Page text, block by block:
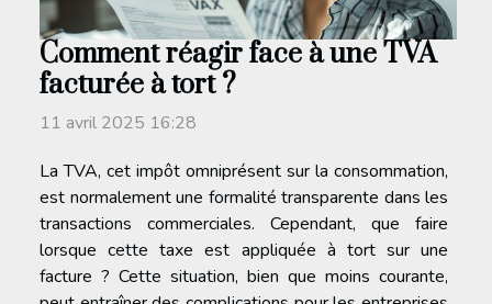
Comment réagir face à une TVA
facturée à tort ?
11 avril 2025 16:28
La TVA, cet impôt omniprésent sur la consommation,
est normalement une formalité transparente dans les
transactions commerciales. Cependant, que faire
lorsque cette taxe est appliquée à tort sur une
facture ? Cette situation, bien que moins courante,